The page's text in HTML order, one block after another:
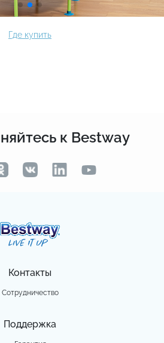
к Bestway
Контакты
Сотрудничество
Поддержка